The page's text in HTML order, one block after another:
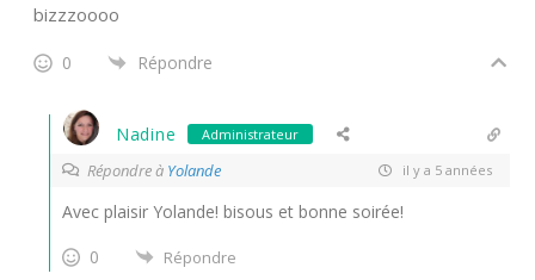
bizzzoooo
0 Répondre
Nadine Administrateur
Répondre à Yolande il y a 5 années
Avec plaisir Yolande! bisous et bonne soirée!
0
Répondre